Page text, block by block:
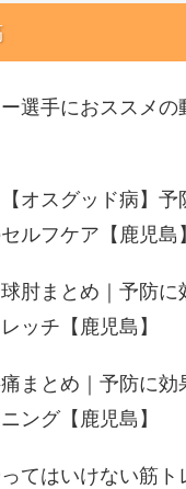
選手におススメの
オスグッド病】予
ルフケア【鹿児島】
肘まとめ｜予防に
ッチ【鹿児島】
まとめ｜予防に効
ング【鹿児島】
てはいけない筋ト